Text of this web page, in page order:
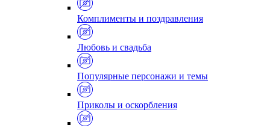
Комплименты и поздравления
Любовь и свадьба
Популярные персонажи и темы
Приколы и оскорбления